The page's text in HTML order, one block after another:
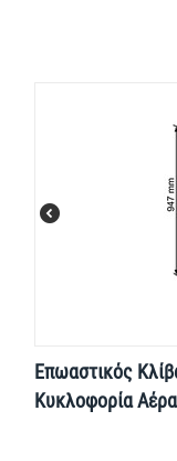
Επωαστικός
Κυκλοφορία